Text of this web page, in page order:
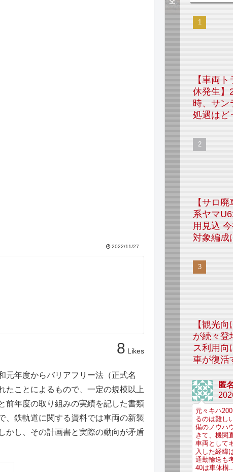
2022/11/27
8 Likes
元年度からバリアフリー法（正式名
たことによるもので、一定の規模以上
前年度の取り組みの実績を記した書類
、鉄軌道に関する資料では車両の新製
かし、その計画書と実際の動向が矛盾
【車両
休発生】
時、サン
処遇はど
【サロ
系ヤマ
用見込
対象編成
【観光
が続々登
ス利用向
車が復活
匿名
元々キハ
るのは難し
備のノウハ
きて、機関
車両として
入した経緯
通勤輸送も
40は車体構...